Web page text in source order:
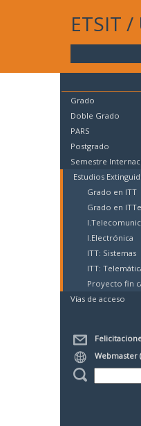
ETSIT /
Grado
Doble Grado
PARS
Postgrado
Semestre
Estudios
Grado en ITT
Grado en
I.Electrónica
ITT: Sistemas
ITT:
Proyecto fin
Vías de acceso
Webmaster